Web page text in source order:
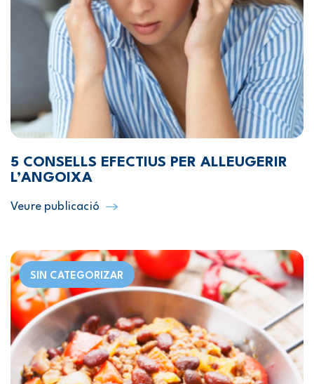
5 CONSELLS EFECTIUS PER ALLEUGERIR
L’ANGOIXA
Veure publicació
SIN CATEGORIZAR